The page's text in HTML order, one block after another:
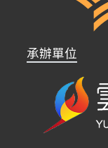
承辦單位